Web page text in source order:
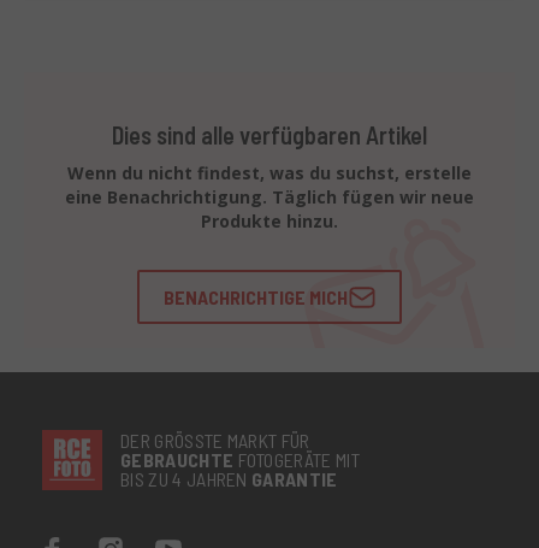
Dies sind alle verfügbaren Artikel
Wenn du nicht findest, was du suchst, erstelle
eine Benachrichtigung. Täglich fügen wir neue
Produkte hinzu.
BENACHRICHTIGE MICH
DER GRÖSSTE MARKT FÜR
GEBRAUCHTE FOTOGERÄTE MIT
BIS ZU 4 JAHREN GARANTIE